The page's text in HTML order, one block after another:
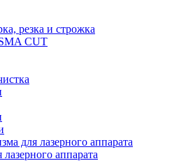
резка и строжка
CUT
для лазерного аппарата
аппарата